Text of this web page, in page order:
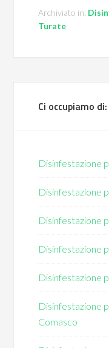
Archiviato in:
Turate
Ci occupiamo di:
Disinfestazione
Disinfestazione
Disinfestazione
Disinfestazione
Disinfestazione
Disinfestazione
Comasco